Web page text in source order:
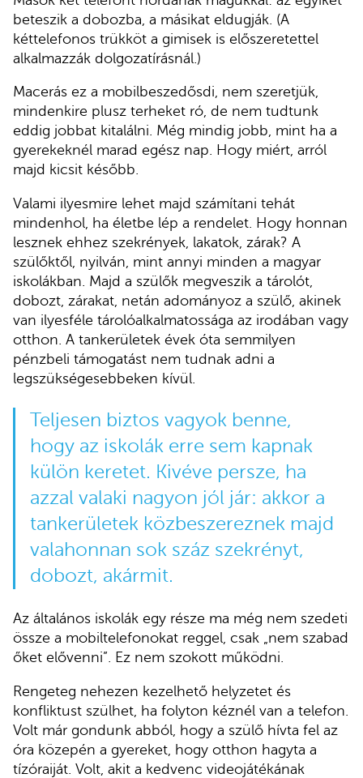
beteszik a dobozba, a másikat eldugják. (A
kéttelefonos trükköt a gimisek is előszeretettel
alkalmazzák dolgozatírásnál.)
Macerás ez a mobilbeszedősdi, nem szeretjük,
mindenkire plusz terheket ró, de nem tudtunk
eddig jobbat kitalálni. Még mindig jobb, mint ha a
gyerekeknél marad egész nap. Hogy miért, arról
majd kicsit később.
Valami ilyesmire lehet majd számítani tehát
mindenhol, ha életbe lép a rendelet. Hogy honnan
lesznek ehhez szekrények, lakatok, zárak? A
szülőktől, nyilván, mint annyi minden a magyar
iskolákban. Majd a szülők megveszik a tárolót,
dobozt, zárakat, netán adományoz a szülő, akinek
van ilyesféle tárolóalkalmatossága az irodában vagy
otthon. A tankerületek évek óta semmilyen
pénzbeli támogatást nem tudnak adni a
legszükségesebbeken kívül.
Teljesen biztos vagyok benne,
hogy az iskolák erre sem kapnak
külön keretet. Kivéve persze, ha
azzal valaki nagyon jól jár: akkor a
tankerületek közbeszereznek majd
valahonnan sok száz szekrényt,
dobozt, akármit.
Az általános iskolák egy része ma még nem szedeti
össze a mobiltelefonokat reggel, csak „nem szabad
őket elővenni”. Ez nem szokott működni.
Rengeteg nehezen kezelhető helyzetet és
konfliktust szülhet, ha folyton kéznél van a telefon.
Volt már gondunk abból, hogy a szülő hívta fel az
óra közepén a gyereket, hogy otthon hagyta a
tízóraiját. Volt, akit a kedvenc videojátékának